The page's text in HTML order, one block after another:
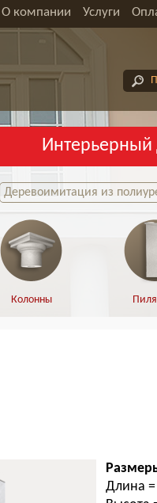
О компании Услуги
Интерьерный
Деревоимитация из
Колонны
Длина